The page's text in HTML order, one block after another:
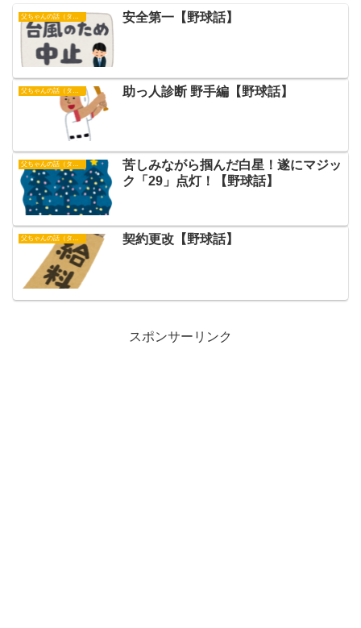
父ちゃんの話（タイガース） 安全第一【野球話】
助っ人診断 野手編【野球話】
父ちゃんの話（タイガース）
苦しみながら掴んだ白星！遂にマジッ
ク「29」点灯！【野球話】
父ちゃんの話（タイガース） 契約更改【野球話】
スポンサーリンク